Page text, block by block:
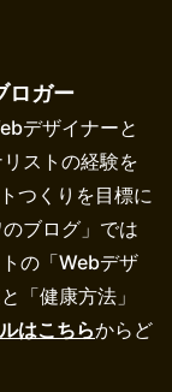
ロガー
デザイナーと
ストの経験を
つくりを目標に
ブログ」では
の「Webデザ
「健康方法」
はこちらからど